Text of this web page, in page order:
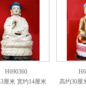
H690360
厘米 宽约14厘米
高约30厘